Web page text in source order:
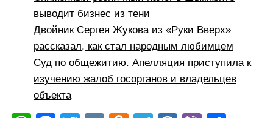
выводит бизнес из тени
Двойник Сергея Жукова из «Руки Вверх»
рассказал, как стал народным любимцем
Суд по общежитию. Апелляция приступила к
изучению жалоб госорганов и владельцев
объекта